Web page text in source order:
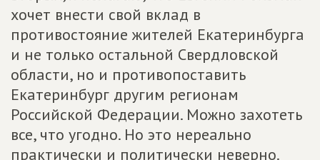
хочет внести свой вклад в
противостояние жителей Екатеринбурга
и не только остальной Свердловской
области, но и противопоставить
Екатеринбург другим регионам
Российской Федерации. Можно захотеть
все, что угодно. Но это нереально
практически и политически неверно.